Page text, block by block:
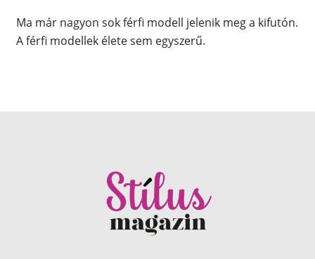
Ma már nagyon sok férfi modell jelenik meg a kifutón.
A férfi modellek élete sem egyszerű.